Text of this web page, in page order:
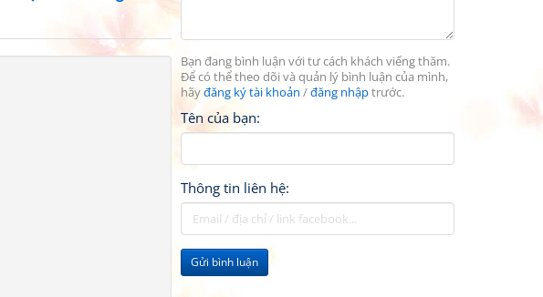
Bạn đang bình luận với tư cách khách viếng thăm.
Để có thể theo dõi và quản lý bình luận của mình,
hãyđăng ký tài khoản /đăng nhậptrước.
Tên của bạn:
Thông tin liên hệ:
Gửi bình luận